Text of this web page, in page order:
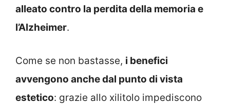
alleato contro la perdita della memoria e
l’Alzheimer.
Come se non bastasse, i benefici
avvengono anche dal punto di vista
estetico: grazie allo xilitolo impediscono